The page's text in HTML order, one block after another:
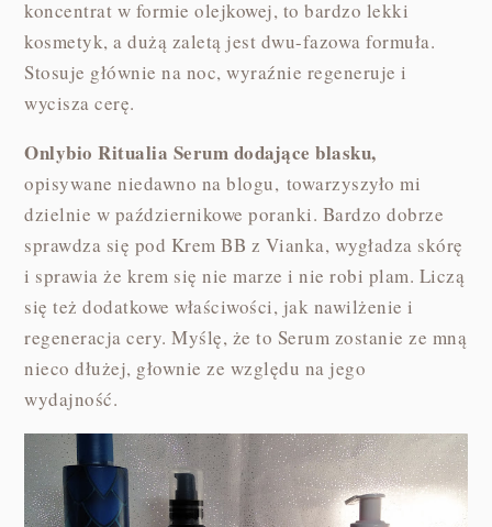
koncentrat w formie olejkowej, to bardzo lekki
kosmetyk, a dużą zaletą jest dwu-fazowa formuła.
Stosuje głównie na noc, wyraźnie regeneruje i
wycisza cerę.
Onlybio Ritualia Serum dodające blasku,
opisywane niedawno na blogu, towarzyszyło mi
dzielnie w październikowe poranki. Bardzo dobrze
sprawdza się pod Krem BB z Vianka, wygładza skórę
i sprawia że krem się nie marze i nie robi plam. Liczą
się też dodatkowe właściwości, jak nawilżenie i
regeneracja cery. Myślę, że to Serum zostanie ze mną
nieco dłużej, głownie ze względu na jego
wydajność.